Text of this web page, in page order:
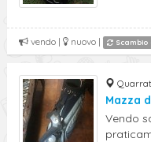
vendo | nuovo | Scambio
Mazza
Vendo